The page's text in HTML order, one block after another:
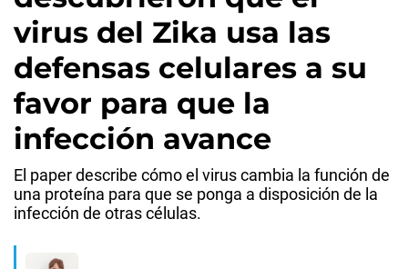
virus del Zika usa las
defensas celulares a su
favor para que la
infección avance
El paper describe cómo el virus cambia la función de
una proteína para que se ponga a disposición de la
infección de otras células.